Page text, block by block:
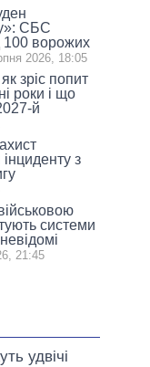
СБС
100 ворожих
2026, 18:05
зріс попит
роки і що
й
з
системи
21:45
удвічі